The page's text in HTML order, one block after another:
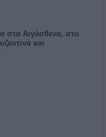
στα Αιγόσθενα, στο
και